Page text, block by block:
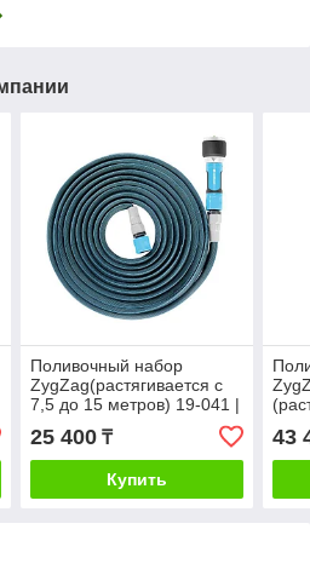
Поливочный набор
ZygZag(растягивается c
7,5 до 15 метров) 19-041 |
CELLFAST(Польша)
25 400₸
Купить
43